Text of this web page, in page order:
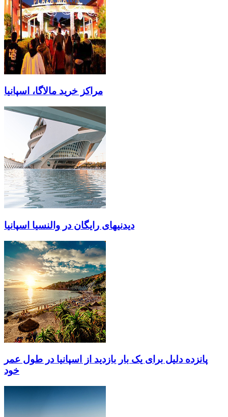
مراکز خرید مالاگا، اسپانیا
دیدنیهای رایگان در والنسیا اسپانیا
پانزده دلیل برای یک بار بازدید از اسپانیا در طول عمر
خود